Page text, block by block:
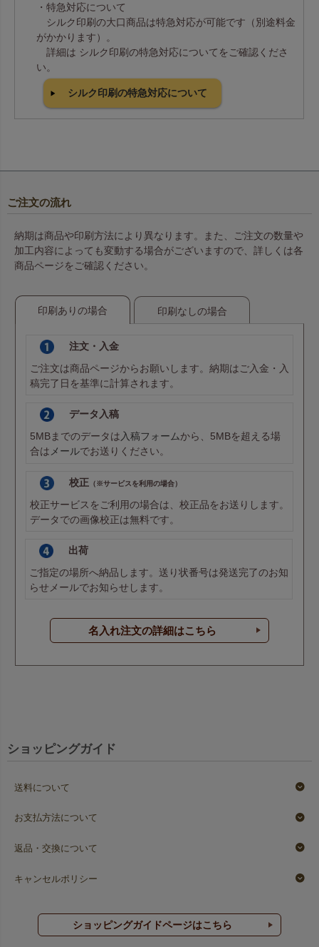
・特急対応について
シルク印刷の大口商品は特急対応が可能です（別途料金
がかかります）。
詳細は シルク印刷の特急対応についてをご確認くださ
い。
シルク印刷の特急対応について
ご注文の流れ
納期は商品や印刷方法により異なります。また、ご注文の数量や
加工内容によっても変動する場合がございますので、詳しくは各
商品ページをご確認ください。
印刷ありの場合 印刷なしの場合
注文・入金
ご注文は商品ページからお願いします。納期はご入金・入
稿完了日を基準に計算されます。
データ入稿
5MBまでのデータは入稿フォームから、5MBを超える場
合はメールでお送りください。
校正 （※サービスを利用の場合）
校正サービスをご利用の場合は、校正品をお送りします。
データでの画像校正は無料です。
出荷
ご指定の場所へ納品します。送り状番号は発送完了のお知
らせメールでお知らせします。
名入れ注文の詳細はこちら
ショッピングガイド
送料について
お支払方法について
返品・交換について
キャンセルポリシー
ショッピングガイドページはこちら